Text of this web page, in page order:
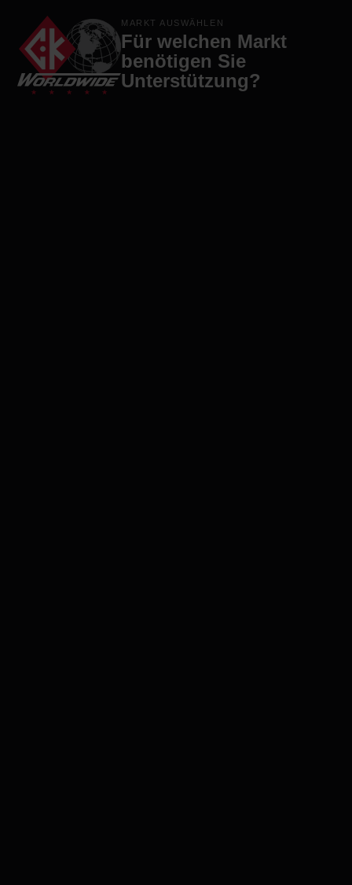
Produkte Marken Firma Kontakt
MARKT AUSWÄHLEN
Für welchen Markt
benötigen Sie
Unterstützung?